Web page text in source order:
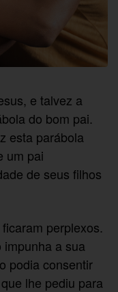
e talvez a
do bom pai.
esta parábola
um pai
de seus filhos
perplexos.
impunha a sua
podia consentir
lhe pediu para